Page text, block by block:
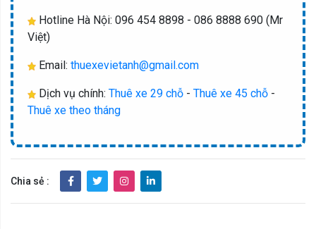
Hotline Hà Nội: 096 454 8898 - 086 8888 690 (Mr
Việt)
Email: thuexevietanh@gmail.com
Dịch vụ chính: Thuê xe 29 chỗ - Thuê xe 45 chỗ -
Thuê xe theo tháng
Chia sẻ :